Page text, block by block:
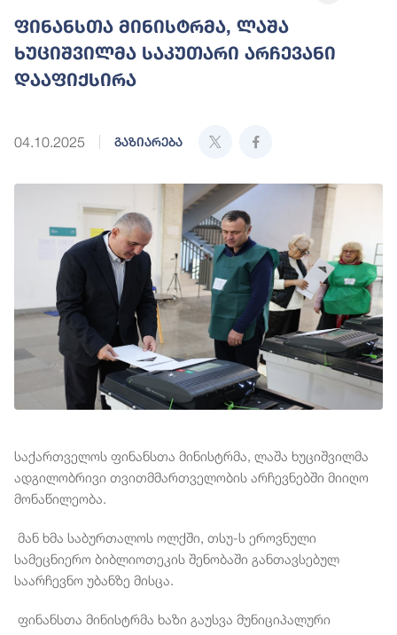
ფინანსთა მინისტრმა, ლაშა
ხუციშვილმა საკუთარი არჩევანი
დააფიქსირა
04.10.2025 გაზიარება
საქართველოს ფინანსთა მინისტრმა, ლაშა ხუციშვილმა
ადგილობრივი თვითმმართველობის არჩევნებში მიიღო
მონაწილეობა.
მან ხმა საბურთალოს ოლქში, თსუ-ს ეროვნული
სამეცნიერო ბიბლიოთეკის შენობაში განთავსებულ
საარჩევნო უბანზე მისცა.
ფინანსთა მინისტრმა ხაზი გაუსვა მუნიციპალური